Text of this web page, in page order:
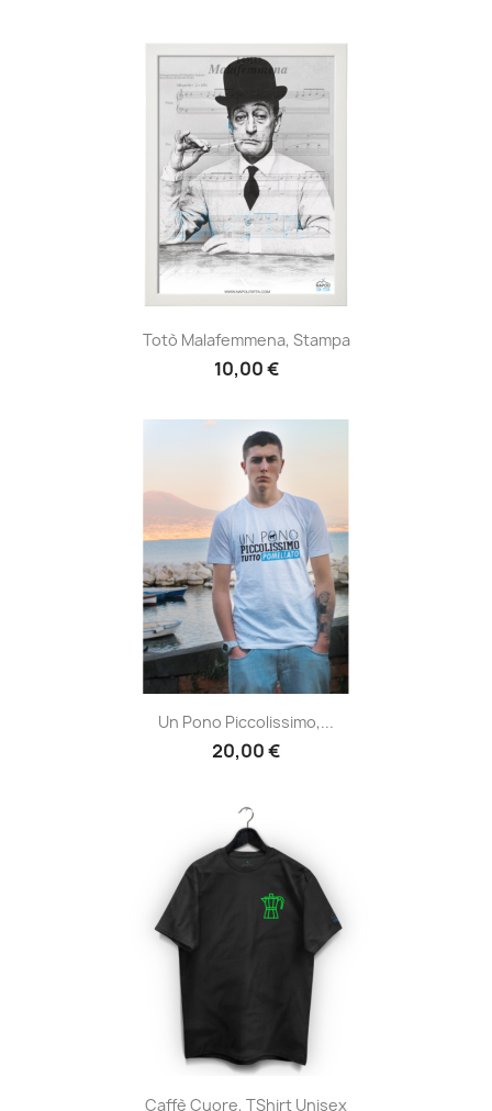
Totò Malafemmena, Stampa
10,00 €
Un Pono Piccolissimo,...
20,00 €
Caffè Cuore, TShirt Unisex